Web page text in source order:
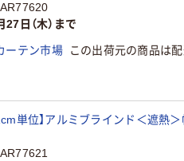
AR77620
27日（木）まで
ーテン市場 この出荷元の商品は
単位】アルミブラインド＜遮熱
AR77621